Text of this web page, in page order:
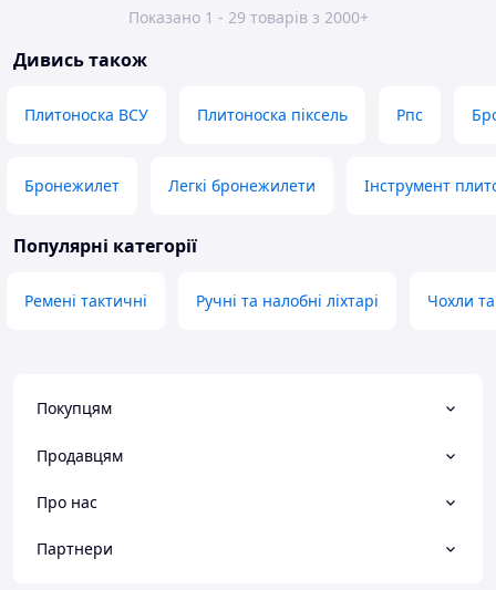
Показано 1 - 29 товарів з 2000+
Дивись також
Плитоноска ВСУ Плитоноска піксель Рпс
Бронежилет Легкі бронежилети Інструмент
Популярні категорії
Ремені тактичні Ручні та налобні ліхтарі Чохли
Покупцям
Продавцям
Про нас
Партнери